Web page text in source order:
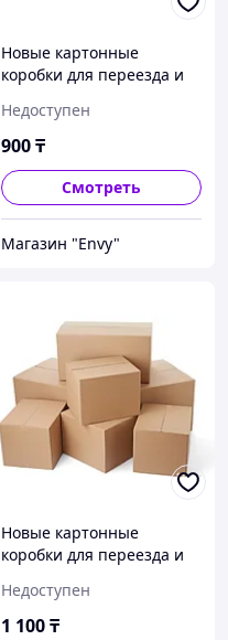
Новые картонные
коробки для переезда и
Посылка. Почта.
Отправка. Размер
Недоступен
900₸
Смотреть
Магазин "Envy"
Новые картонные
коробки для переезда и
Посылка. Почта.
Отправка. Размер
Недоступен
1 100₸